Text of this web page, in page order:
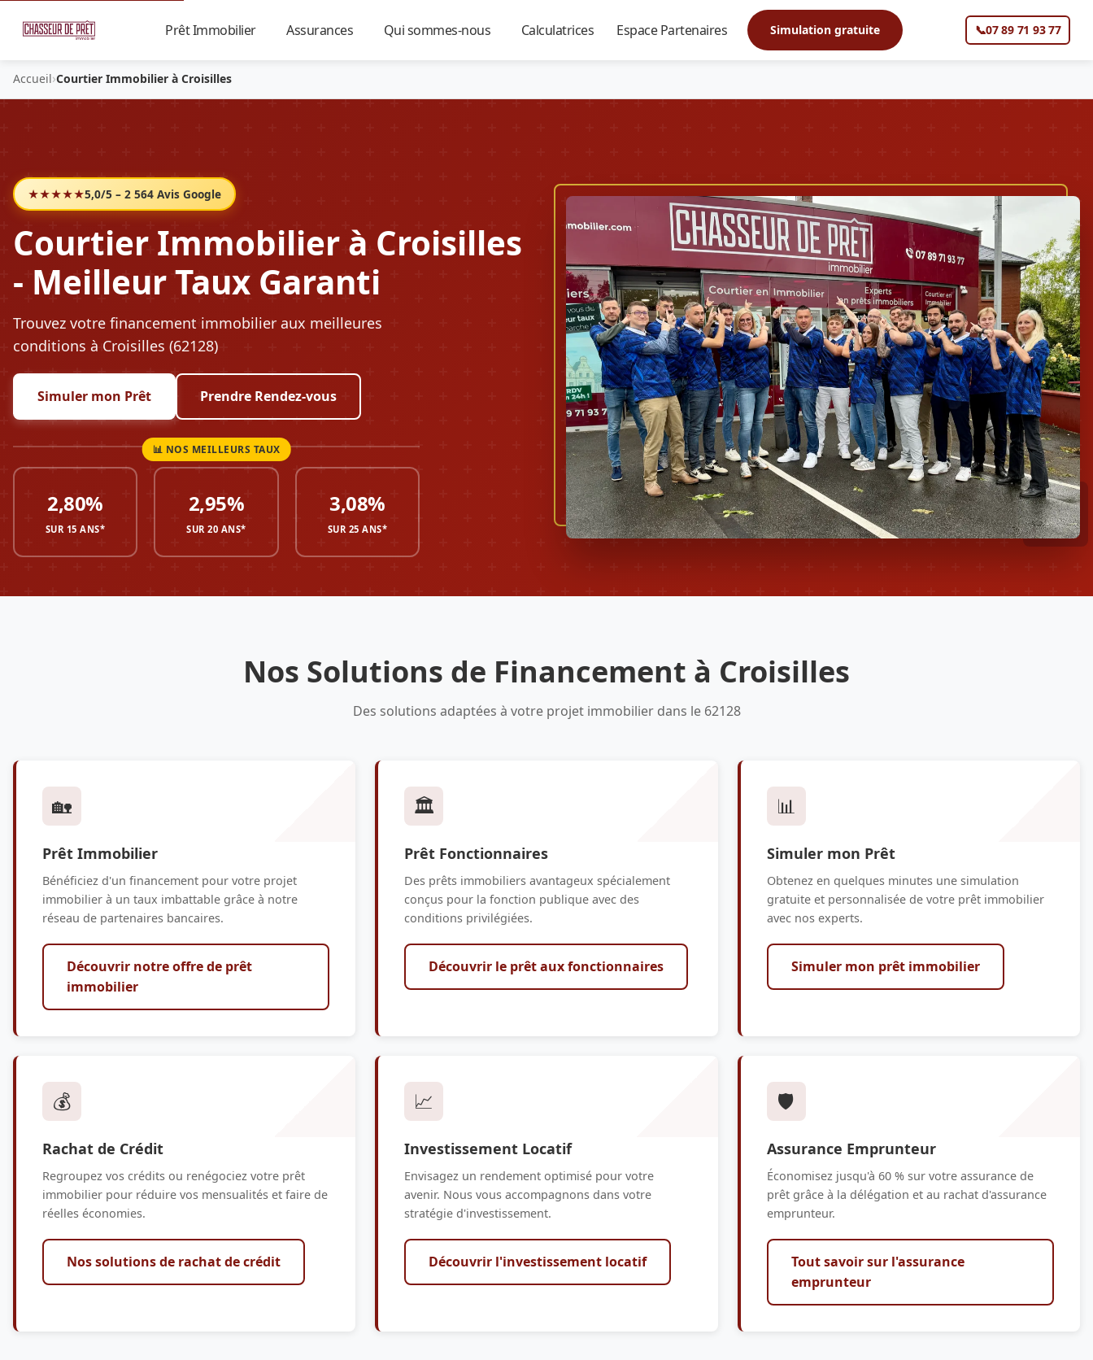
Prêt Immobilier Assurances Qui sommes-nous Calculatrices Espace Partenaires Simulation gratuite 📞07 89 71 93 77
Accueil›Courtier Immobilier à Croisilles
★★★★★5,0/5 – 2 564 Avis Google
Courtier Immobilier à Croisilles
- Meilleur Taux Garanti
Trouvez votre financement immobilier aux meilleures
conditions à Croisilles (62128)
Simuler mon Prêt Prendre Rendez-vous
2,80%
SUR 15 ANS*
2,95%
SUR 20 ANS*
3,08%
SUR 25 ANS*
Nos Solutions de Financement à Croisilles
Des solutions adaptées à votre projet immobilier dans le 62128
🏡
Prêt Immobilier
Bénéficiez d'un financement pour votre projet
immobilier à un taux imbattable grâce à notre
réseau de partenaires bancaires.
Découvrir notre offre de prêt
immobilier
🏛️
Prêt Fonctionnaires
Des prêts immobiliers avantageux spécialement
conçus pour la fonction publique avec des
conditions privilégiées.
Découvrir le prêt aux fonctionnaires
📊
Simuler mon Prêt
Obtenez en quelques minutes une simulation
gratuite et personnalisée de votre prêt immobilier
avec nos experts.
Simuler mon prêt immobilier
💰
Rachat de Crédit
Regroupez vos crédits ou renégociez votre prêt
immobilier pour réduire vos mensualités et faire de
réelles économies.
Nos solutions de rachat de crédit
📈
Investissement Locatif
Envisagez un rendement optimisé pour votre
avenir. Nous vous accompagnons dans votre
stratégie d'investissement.
Découvrir l'investissement locatif
🛡️
Assurance Emprunteur
Économisez jusqu'à 60 % sur votre assurance de
prêt grâce à la délégation et au rachat d'assurance
emprunteur.
Tout savoir sur l'assurance
emprunteur